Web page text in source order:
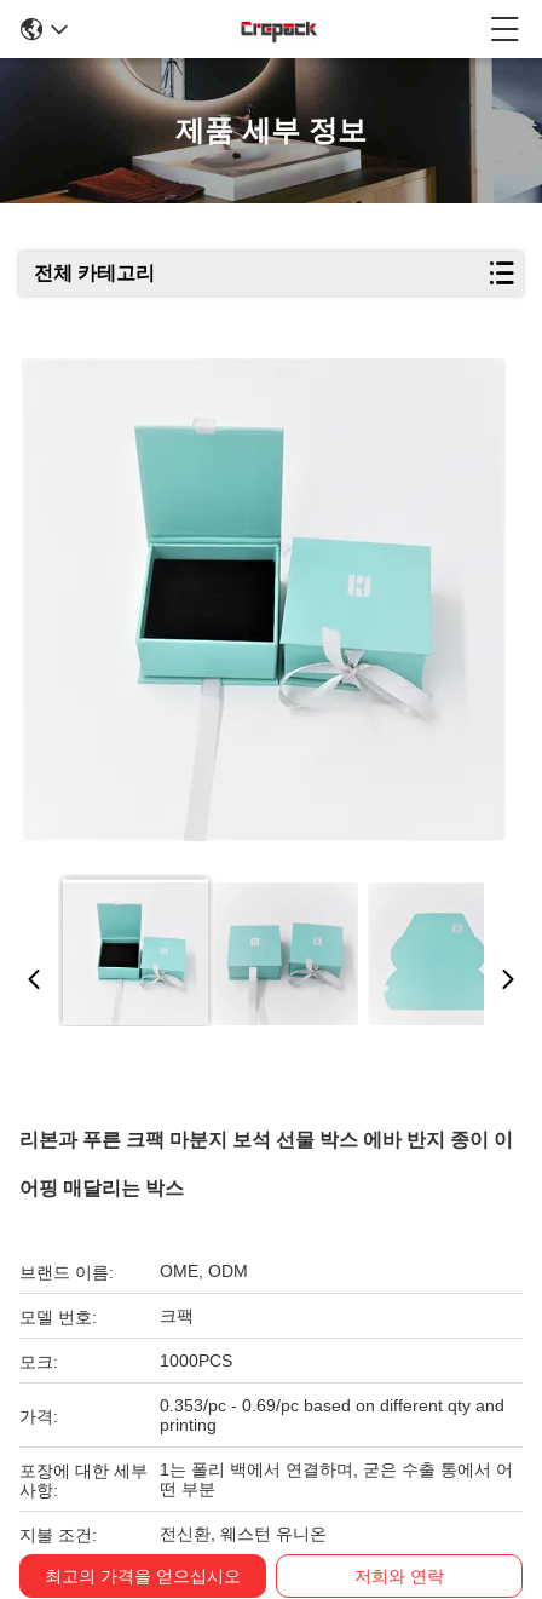
제품 세부 정보
전체 카테고리
리본과 푸른 크팩 마분지 보석 선물 박스 에바 반지 종이 이
어핑 매달리는 박스
브랜드 이름: OME, ODM
모델 번호: 크팩
모크: 1000PCS
가격:
0.353/pc - 0.69/pc based on different qty and
printing
포장에 대한 세부
사항:
1는 폴리 백에서 연결하며, 굳은 수출 통에서 어
떤 부분
지불 조건: 전신환, 웨스턴 유니온
최고의 가격을 얻으십시오 저희와 연락